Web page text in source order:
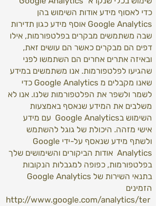
כדי לאסוף מידע אודות השימוש בהן
Google Analytics אוסף מידע כגון תדירות
שבה משתמשים מבקרים בפלטפורמות, אילו
דפים הם מבקרים כאשר הם עושים זאת,
ובאיזה אתרים אחרים הם השתמשו לפני
שהגיעו לפלטפורמות. אנו משתמשים במידע
שאנו מקבלים מ Google Analytics כדי
לשמר ולשפר את הפלטפורמות שלנו. אנו לא
משלבים את המידע שנאסף באמצעות
השימוש בGoogle Analytics עם מידע
אישי מזהה. היכולת של גוגל להשתמש
ולשתף מידע שנאסף על-ידי Google
Analytics אודות הביקורים והשימושים שלך
בפלטפורמות, כפופה למגבלות הנקובות
בתנאי השירות של Google Analytics
הזמינים
http://www.google.com/analytics/ter